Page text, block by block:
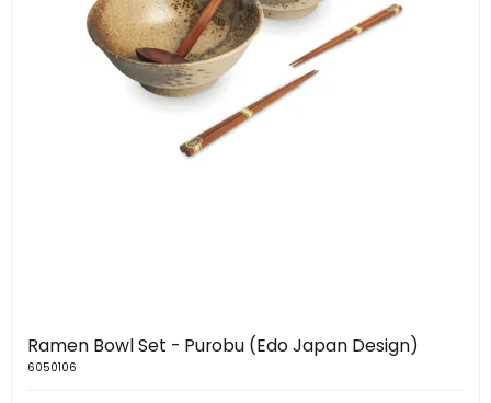
Ramen Bowl Set - Purobu (Edo Japan Design)
6050106